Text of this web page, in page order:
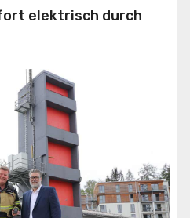
elektrisch durch